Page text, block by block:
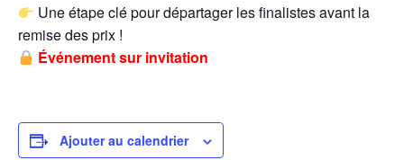
Une étape clé pour départager les finalistes avant la
remise des prix !
Événement sur invitation
Ajouter au calendrier